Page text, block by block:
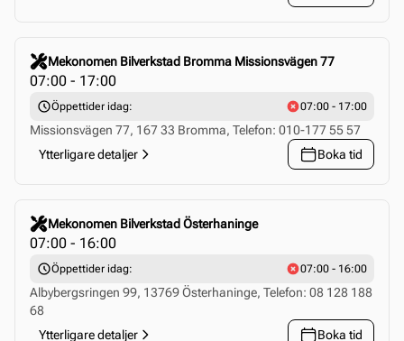
Mekonomen Bilverkstad Bromma Missionsvägen 77
07:00 - 17:00
Öppettider idag: 07:00 - 17:00
Missionsvägen 77, 167 33 Bromma, Telefon: 010-177 55 57
Ytterligare detaljer
Boka tid
Click to select this store
Mekonomen Bilverkstad Österhaninge
07:00 - 16:00
Öppettider idag: 07:00 - 16:00
Albybergsringen 99, 13769 Österhaninge, Telefon: 08 128 188
68
Ytterligare detaljer
Boka tid
Click to select this store